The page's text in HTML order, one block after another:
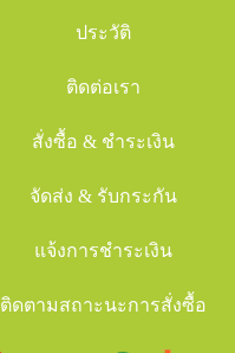
ประวัติ
ติดต่อเรา
สั่งซื้อ & ชำระเงิน
จัดส่ง & รับกระกัน
แจ้งการชำระเงิน
ติดตามสถาะนะการสั่งซื้อ